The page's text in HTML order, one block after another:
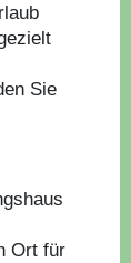
Sie
Ort für